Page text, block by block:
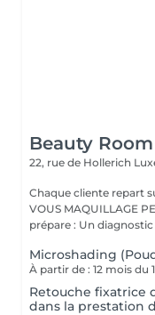
Beauty Room
22, rue de Hollerich
Chaque cliente repart sublimée.
VOUS MAQUILLAGE PERMANENT
prépare : Un
Microshading
Retouche fixatrice
dans la prestation